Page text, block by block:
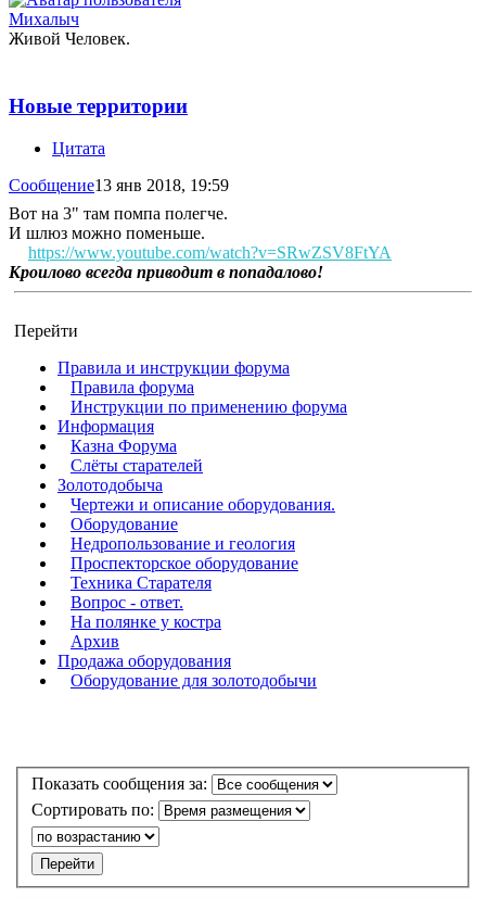
Михалыч
Живой Человек.
Новые территории
Цитата
Сообщение13 янв 2018, 19:59
Вот на 3" там помпа полегче.
И шлюз можно поменьше.
https://www.youtube.com/watch?v=SRwZSV8FtYA
Кроилово всегда приводит в попадалово!
Перейти
Правила и инструкции форума
Правила форума
Инструкции по применению форума
Информация
Казна Форума
Слёты старателей
Золотодобыча
Чертежи и описание оборудования.
Оборудование
Недропользование и геология
Проспекторское оборудование
Техника Старателя
Вопрос - ответ.
На полянке у костра
Архив
Продажа оборудования
Оборудование для золотодобычи
Показать сообщения за:
Сортировать по: